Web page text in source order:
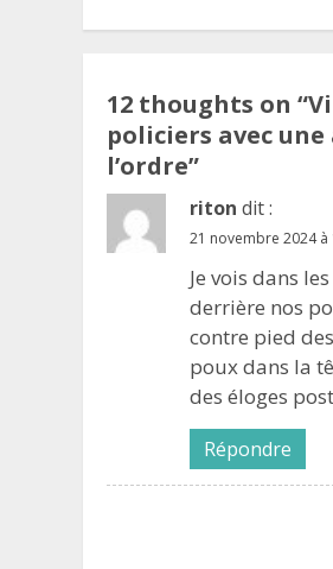
12 thoughts on “
policiers avec
l’ordre”
riton dit :
21 novembre 2024 à
Je vois dans
derrière nos
contre pied
poux dans la
des éloges
Répondre